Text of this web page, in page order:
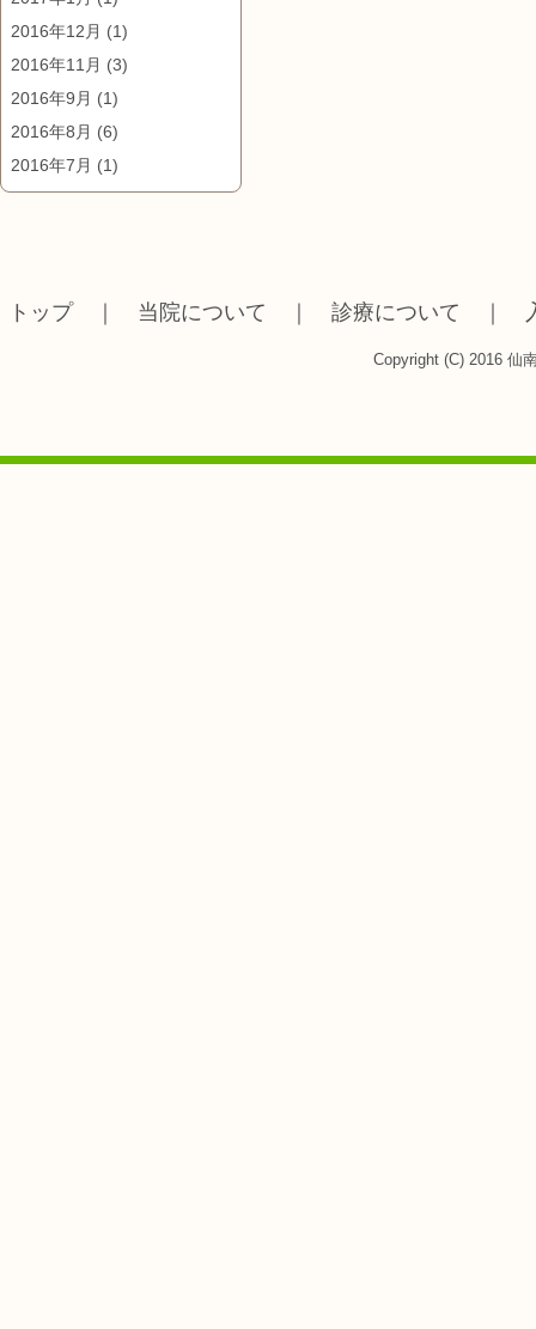
2016年12月 (1)
2016年11月 (3)
2016年9月 (1)
2016年8月 (6)
2016年7月 (1)
トップ｜ 当院について 診療について
Copyright (C) 2016 仙